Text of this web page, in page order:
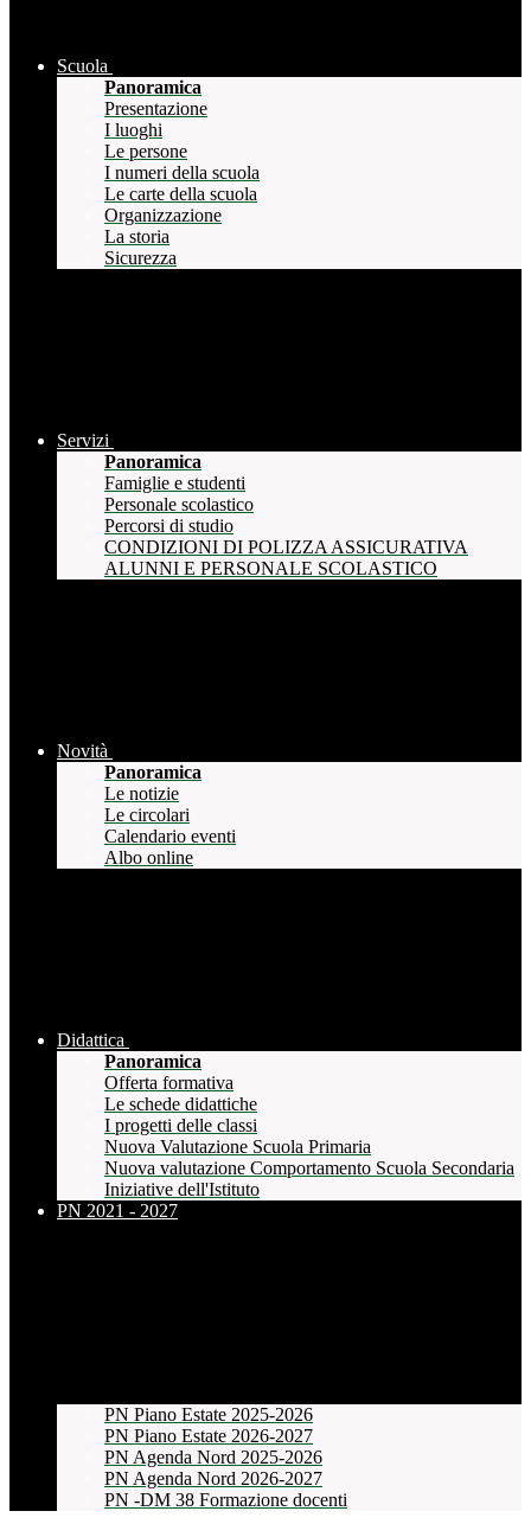
Scuola
Panoramica
Presentazione
I luoghi
Le persone
I numeri della scuola
Le carte della scuola
Organizzazione
La storia
Sicurezza
Servizi
Panoramica
Famiglie e studenti
Personale scolastico
Percorsi di studio
CONDIZIONI DI POLIZZA ASSICURATIVA
ALUNNI E PERSONALE SCOLASTICO
Novità
Panoramica
Le notizie
Le circolari
Calendario eventi
Albo online
Didattica
Panoramica
Offerta formativa
Le schede didattiche
I progetti delle classi
Nuova Valutazione Scuola Primaria
Nuova valutazione Comportamento Scuola Secondaria
Iniziative dell'Istituto
PN 2021 - 2027
PN Piano Estate 2025-2026
PN Piano Estate 2026-2027
PN Agenda Nord 2025-2026
PN Agenda Nord 2026-2027
PN -DM 38 Formazione docenti